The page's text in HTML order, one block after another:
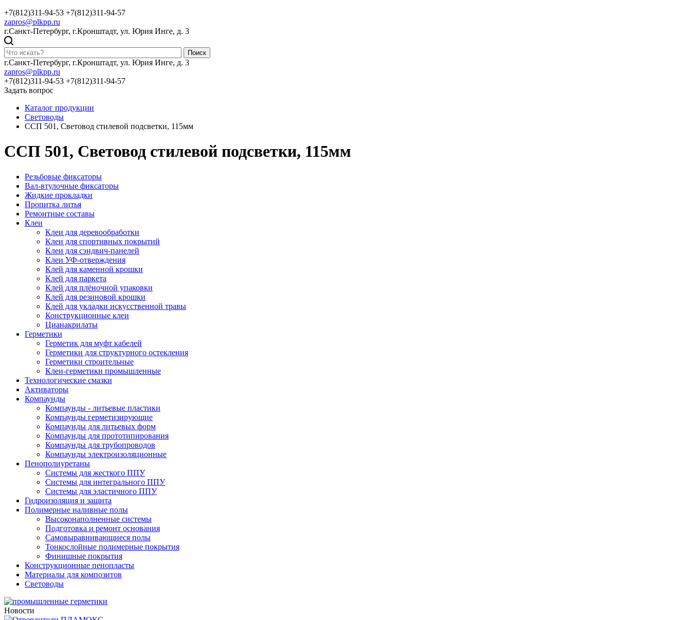
+7(812)311-94-53 +7(812)311-94-57
zapros@plkpp.ru
г.Санкт-Петербург, г.Кронштадт, ул. Юрия Инге, д. 3
Поиск
г.Санкт-Петербург, г.Кронштадт, ул. Юрия Инге, д. 3
zapros@plkpp.ru
+7(812)311-94-53 +7(812)311-94-57
Задать вопрос
Каталог продукции
Световоды
ССП 501, Световод стилевой подсветки, 115мм
ССП 501, Световод стилевой подсветки, 115мм
Резьбовые фиксаторы
Вал-втулочные фиксаторы
Жидкие прокладки
Пропитка литья
Ремонтные составы
Клеи
Клеи для деревообработки
Клеи для спортивных покрытий
Клеи для сэндвич-панелей
Клеи УФ-отверждения
Клей для каменной крошки
Клей для паркета
Клей для плёночной упаковки
Клей для резиновой крошки
Клей для укладки искусственной травы
Конструкционные клеи
Цианакрилаты
Герметики
Герметик для муфт кабелей
Герметики для структурного остекления
Герметики строительные
Клеи-герметики промышленные
Технологические смазки
Активаторы
Компаунды
Компаунды - литьевые пластики
Компаунды герметизирующие
Компаунды для литьевых форм
Компаунды для прототипирования
Компаунды для трубопроводов
Компаунды электроизоляционные
Пенополиуретаны
Системы для жесткого ППУ
Системы для интегрального ППУ
Системы для эластичного ППУ
Гидроизоляция и защита
Полимерные наливные полы
Высоконаполненные системы
Подготовка и ремонт основания
Самовыравнивающиеся полы
Тонкослойные полимерные покрытия
Финишные покрытия
Конструкционные пенопласты
Материалы для композитов
Световоды
Новости